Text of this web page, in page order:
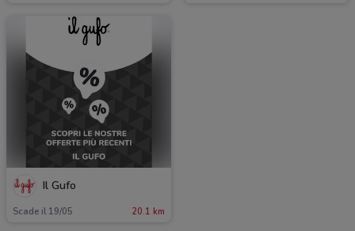
Il Gufo
Scade il 19/05 20.1 km